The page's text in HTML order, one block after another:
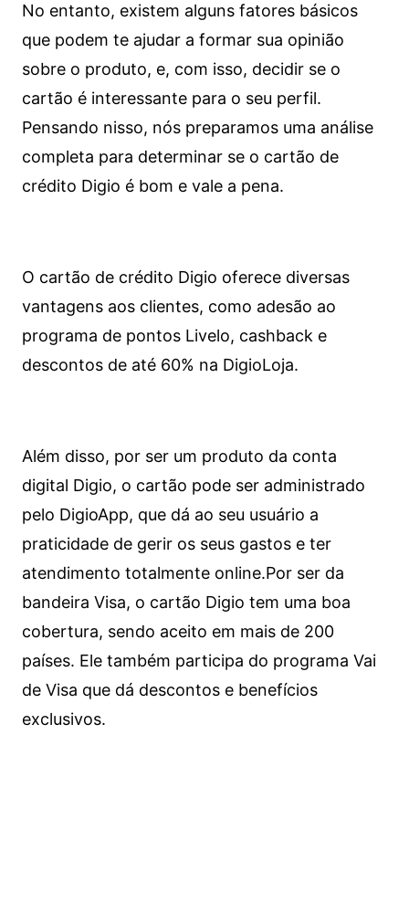
No entanto, existem alguns fatores básicos
que podem te ajudar a formar sua opinião
sobre o produto, e, com isso, decidir se o
cartão é interessante para o seu perfil.
Pensando nisso, nós preparamos uma análise
completa para determinar se o cartão de
crédito Digio é bom e vale a pena.
O cartão de crédito Digio oferece diversas
vantagens aos clientes, como adesão ao
programa de pontos Livelo, cashback e
descontos de até 60% na DigioLoja.
Além disso, por ser um produto da conta
digital Digio, o cartão pode ser administrado
pelo DigioApp, que dá ao seu usuário a
praticidade de gerir os seus gastos e ter
atendimento totalmente online.Por ser da
bandeira Visa, o cartão Digio tem uma boa
cobertura, sendo aceito em mais de 200
países. Ele também participa do programa Vai
de Visa que dá descontos e benefícios
exclusivos.